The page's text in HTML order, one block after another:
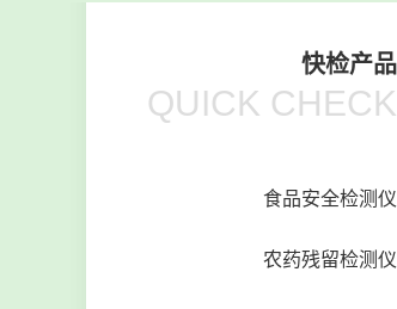
快检产品
QUICK CHECK
食品安全检测仪
农药残留检测仪